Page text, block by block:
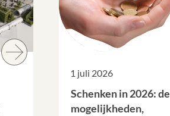
1 juli 2026
Schenken in 2026: de
mogelijkheden,